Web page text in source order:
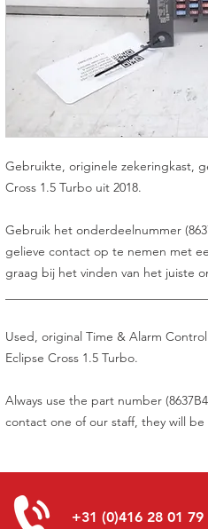
Gebruikte, originele zekeringkast,
Cross 1.5 Turbo uit 2018.
Gebruik het onderdeelnummer
gelieve contact op te nemen met
graag bij het vinden van het juiste
Used, original Time & Alarm
Eclipse Cross 1.5 Turbo.
Always use the part number
contact one of our staff, they will
+31 (0)416 28 01 79